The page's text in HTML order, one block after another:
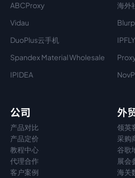
ABCProxy
海外
Vidau
DuoPlus云手机
Spandex Material Wholesale​
IPIDEA
公司
产品对比
产品定价
教程中心
代理合作
客户案例
外
领英
采购
谷歌
展会
海关